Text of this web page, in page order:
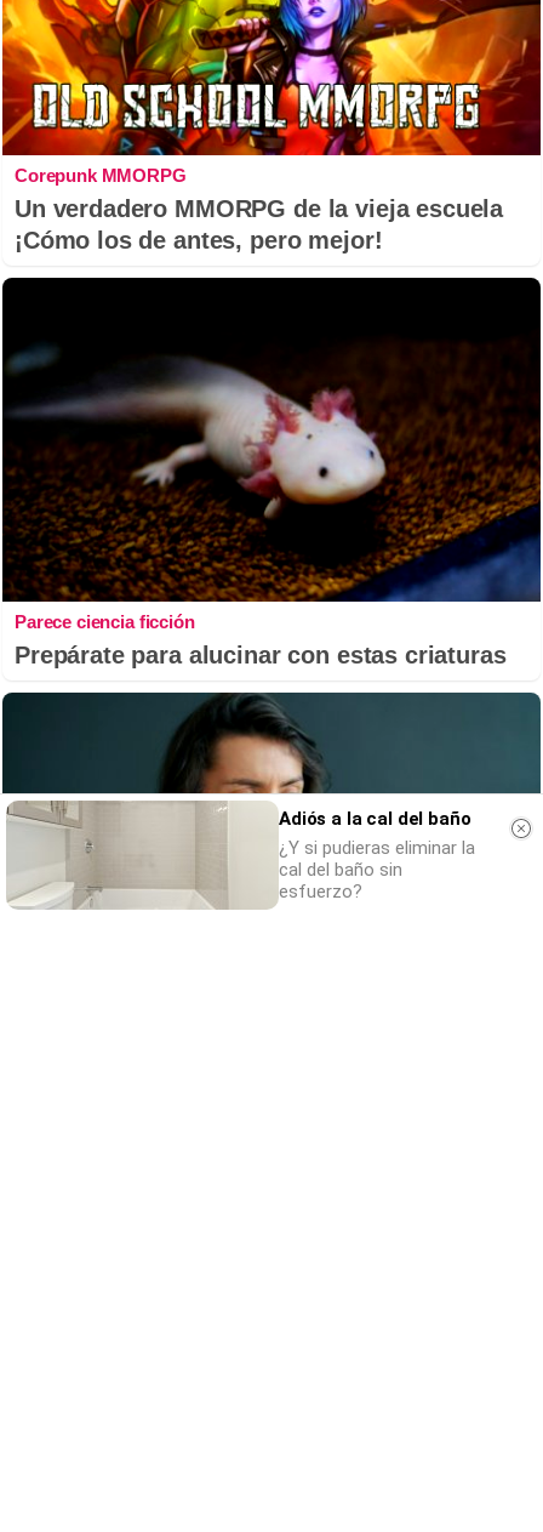
Corepunk MMORPG
Un verdadero MMORPG de la vieja escuela
¡Cómo los de antes, pero mejor!
Parece ciencia ficción
Prepárate para alucinar con estas criaturas
Adiós a la cal del baño
¿Y si pudieras eliminar la
cal del baño sin
esfuerzo?